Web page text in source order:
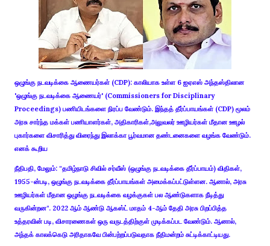
ஒழுங்கு நடவடிக்கை ஆணையர்கள் (CDP): காலியாக உள்ள 6 ஐஏஎஸ் அந்தஸ்திலான
'ஒழுங்கு நடவடிக்கை ஆணையர்' (Commissioners for Disciplinary
Proceedings) பணியிடங்களை நிரப்ப வேண்டும். இந்தத் தீர்ப்பாயங்கள் (CDP) மூலம்
அரசு சார்ந்த மக்கள் பணியாளர்கள், அதிகாரிகள்,அலுவலர் ஊழியர்கள் மீதான ஊழல்
புகார்களை விசாரித்து விரைந்து இலாக்கா பூர்வமான தண்டனைகளை வழங்க வேண்டும்.
எனக் கூறிய
நீதிபதி, மேலும்: "தமிழ்நாடு சிவில் சர்வீஸ் (ஒழுங்கு நடவடிக்கை தீர்ப்பாயம்) விதிகள்,
1955-ன்படி, ஒழுங்கு நடவடிக்கை தீர்ப்பாயங்கள் அமைக்கப்பட்டுள்ளன. ஆனால், அரசு
ஊழியர்கள் மீதான ஒழுங்கு நடவடிக்கை வழக்குகள் பல ஆண்டுகளாக நீடித்து
வருகின்றன". 2022 ஆம் ஆண்டு ஆகஸ்ட் மாதம் 4-ஆம் தேதி அரசு பிறப்பித்த
உத்தரவின் படி, விசாரணைகள் ஒரு வருடத்திற்குள் முடிக்கப்பட வேண்டும். ஆனால்,
அந்தக் காலக்கெடு அரிதாகவே பின்பற்றப்படுவதாக நீதிமன்றம் சுட்டிக்காட்டியது.